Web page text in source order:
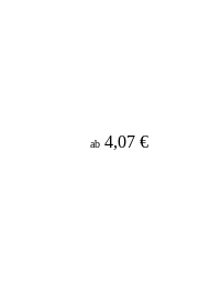
ab 4,07 €